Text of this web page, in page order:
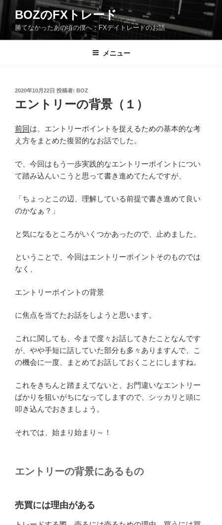
ン
BOZのFXトレード
勝てなかったあの頃の僕へ：FXデイトレードのお話
メニュー
投
日:
2020年10月22日 投稿者: BOZ
エントリーの背景（１）
前回は、エントリーポイントを捉えるための基本的な考
え方をまとめた復習的なお話でした。
で、今回はもう一歩実践的なエントリーポイントについ
て踏み込んいこうと思って書き進めてたんですが、
「ちょっとこの辺、理解している前提で書き進めて良い
のかなぁ？」
と気になるところがいくつかあったので、止めました。
ということで、今回はエントリーポイントそのものでは
なく、
エントリーポイントの背景
に焦点を当てたお話をしようと思います。
これに関しても、今まで度々お話してきたことなんです
が、やや手短に話していた部分も多々ありますんで、こ
の機会に一度、まとめてお話しておくことにしますね。
これをきちんと踏まえてないと、お門違いなエントリー
ばかりを狙いがちになってしますので、シッカリと頭に
叩き込んでおきましょう。
それでは、始まり始まり～！
エントリーの背景にあるもの
売買には理由がある